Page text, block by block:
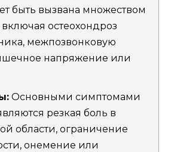
быть вызвана множеством
остеохондроз
межпозвонковую
напряжение или
Основными симптомами
резкая боль в
области, ограничение
онемение или